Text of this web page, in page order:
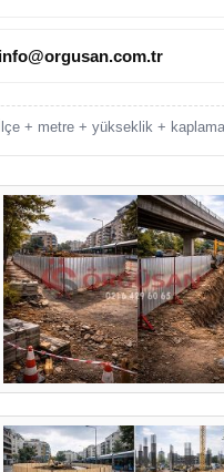
info@orgusan.com.tr
+ metre + yükseklik +